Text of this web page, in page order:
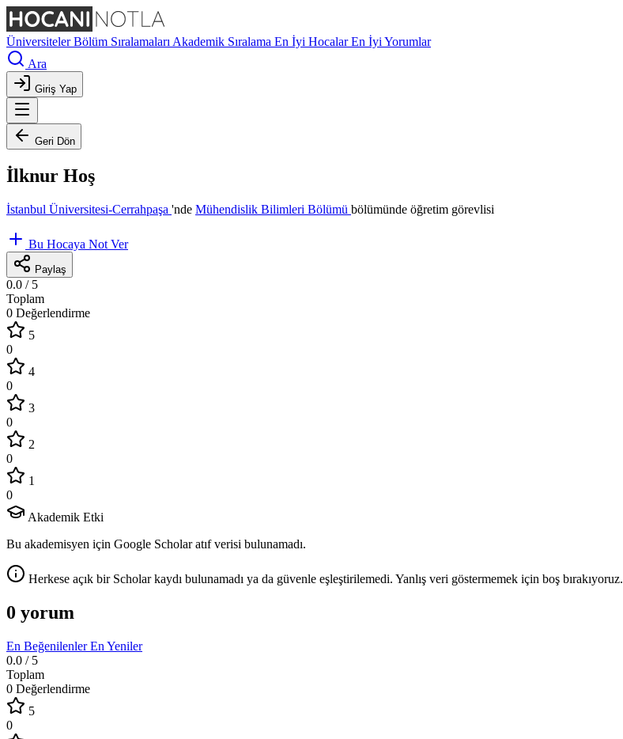
ÜniversitelerBölüm Sıralamaları Akademik Sıralama En İyi HocalarEn İyi Yorumlar
Ara
Giriş Yap
Geri Dön
İlknur Hoş
İstanbul Üniversitesi-Cerrahpaşa 'nde Mühendislik Bilimleri Bölümü bölümünde öğretim görevlisi
Bu Hocaya Not Ver
Paylaş
0.0 / 5
Toplam
0 Değerlendirme
5
0
4
0
3
0
2
0
1
0
Akademik Etki
Bu akademisyen için Google Scholar atıf verisi bulunamadı.
Herkese açık bir Scholar kaydı bulunamadı ya da güvenle eşleştirilemedi. Yanlış veri göstermemek için boş bırakıyoruz.
0 yorum
En BeğenilenlerEn Yeniler
0.0 / 5
Toplam
0 Değerlendirme
5
0